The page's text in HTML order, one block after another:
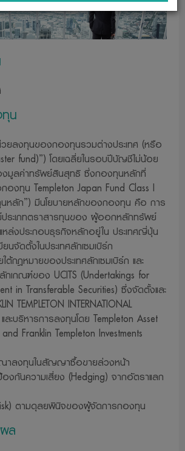
น
ยลงทุนของกองทุนรวมต่างประเทศ (หรือ
fund)”) โดยเฉลี่ยในรอบปีบัญชีไม่น้อย
มูลค่าทรัพย์สินสุทธิ ซึ่งกองทุนหลักที่
องทุน Templeton Japan Fund Class I
นหลัก”) มีนโยบายหลักของกองทุน คือ การ
ระเภทตราสารทุนของ ผู้ออกหลักทรัพย์
ล่งประกอบธุรกิจหลักอยู่ใน ประเทศญี่ปุ่น
นจัดตั้งในประเทศลักเซมเบิร์ก
ต้กฎหมายของประเทศลักเซมเบิร์ก และ
กเกณฑ์ของ UCITS (Undertakings for
in Transferable Securities) ซึ่งจัดตั้งและ
TEMPLETON INTERNATIONAL
และบริหารการลงทุนโดย Templeton Asset
Franklin Templeton Investments
าลงทุนในสัญญาซื้อขายล่วงหน้า
องกันความเสี่ยง (Hedging) จากอัตราแลก
ตามดุลยพินิจของผู้จัดการกองทุน
ล
อบถามรายละเอียดได้ที่บริษัทจัดการ หรือผู้
ตัวแทนผู้ขายหน่วยลงทุนของกองทุน
รวจสอบข้อมูลที่อาจจะมีผลต่อการตัดสิน
นการทำธุรกรรมกับบุคคลที่เกี่ยวข้อง
ค์การลงทุน เป็นต้น ได้ที่สำนักงานคณะ
ผ่านเครือข่ายทางอินเตอร์เน็ทหรือเว็บ
ะกรรมการ ก.ล.ต. www.sec.or.th
ลงทุนในหลักทรัพย์หรือทรัพย์สินอื่นเพื่อ
ยวกันกับที่บริษัทจัดการลงทุนในหลัก ทรัพย์
กองทุนรวมตามหลักเกณฑ์ที่สำนักงานคณะ
นด ทั้งนี้ ผู้ที่สนใจจะลงทุนที่ต้องการทราบ
บริษัทจัดการในรายละเอียดสามารถขอดู
ร ตัวแทนและที่สำนักงานคณะกรรมการ
บุคคลแยกต่างหากจากบริษัทจัดการ ดังนั้น
าระผูกพัน ในการชดเชยผลขาดทุน
ผลการดำเนินงานของกองทุนรวมไม่ได้
ารเงินหรือผลการดำเนินงานของบริษัท
นินงานของกองทุนรวม จัดทำขึ้นตาม
ารดำเนินงานของสมาคมบริษัทจัดการ
วจดูแนวทางในการใช้สิทธิออกเสียง และ
กเสียงได้โดยวิธีที่บริษัทจัดการได้เปิดเผยไว้ที่
ดการ หรือบนเว็บไซด์ www.lhfund.co.th